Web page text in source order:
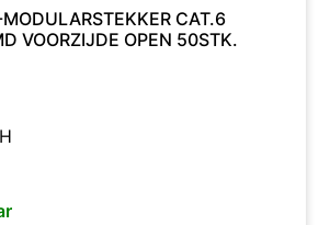
CAT.6
VOORZIJDE OPEN 50STK.